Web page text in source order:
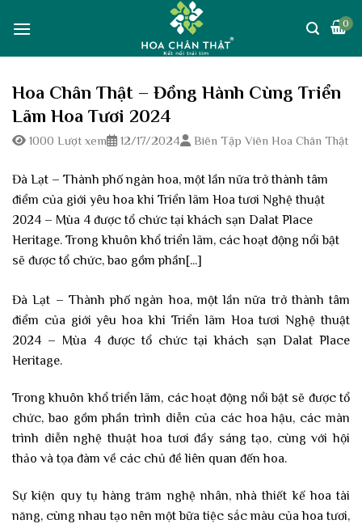
0
Hoa Chân Thật – Đồng Hành Cùng Triển
Lãm Hoa Tươi 2024
1000 Lượt xem 12/17/2024 Biên Tập Viên Hoa Chân Thật
Đà Lạt – Thành phố ngàn hoa, một lần nữa trở thành tâm
điểm của giới yêu hoa khi Triển lãm Hoa tươi Nghệ thuật
2024 – Mùa 4 được tổ chức tại khách sạn Dalat Place
Heritage. Trong khuôn khổ triển lãm, các hoạt động nổi bật
sẽ được tổ chức, bao gồm phần[...]
Đà Lạt – Thành phố ngàn hoa, một lần nữa trở thành tâm
điểm của giới yêu hoa khi Triển lãm Hoa tươi Nghệ thuật
2024 – Mùa 4 được tổ chức tại khách sạn Dalat Place
Heritage.
Trong khuôn khổ triển lãm, các hoạt động nổi bật sẽ được tổ
chức, bao gồm phần trình diễn của các hoa hậu, các màn
trình diễn nghệ thuật hoa tươi đầy sáng tạo, cùng với hội
thảo và tọa đàm về các chủ đề liên quan đến hoa.
Sự kiện quy tụ hàng trăm nghệ nhân, nhà thiết kế hoa tài
năng, cùng nhau tạo nên một bữa tiệc sắc màu của hoa tươi,